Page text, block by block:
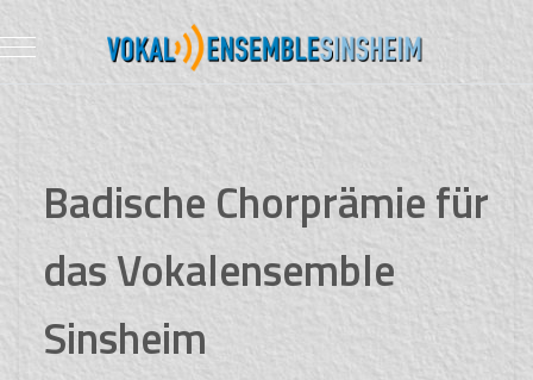
Mobile Menu Toggle
Badische Chorprämie für
das Vokalensemble
Sinsheim